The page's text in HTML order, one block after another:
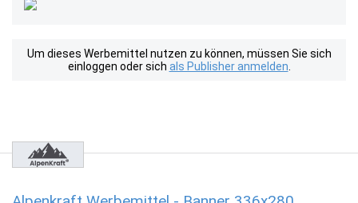
Um dieses Werbemittel nutzen zu können, müssen Sie sich
einloggen oder sich als Publisher anmelden